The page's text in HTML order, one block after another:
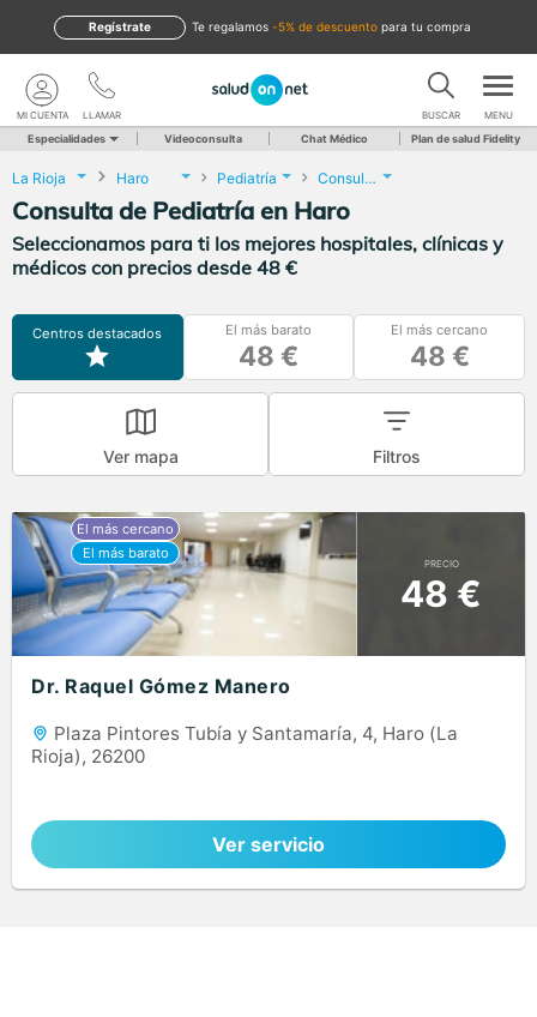
te regalamos -5% de descuento para tu compra
Regístrate
LLAMAR
MI CUENTA BUSCAR MENU
Especialidades Videoconsulta Chat Médico Plan de salud Fidelity
La Rioja Haro Pediatría Consulta de Pediatría
Consulta de Pediatría en Haro
Seleccionamos para ti los mejores hospitales, clínicas y
médicos con precios desde 48 €
Centros destacados El más barato
48 €
El más cercano
48 €
Ver mapa Filtros
PRECIO
48 €
Dr. Raquel Gómez Manero
Plaza Pintores Tubía y Santamaría, 4, Haro (La
Rioja), 26200
Ver servicio